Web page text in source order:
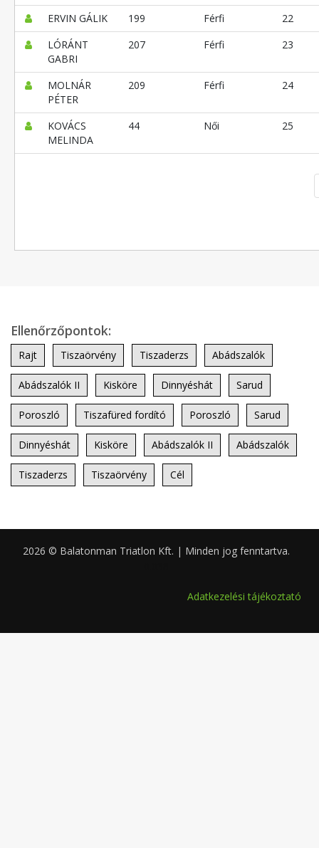
ERVIN GÁLIK 199 Férfi
22
LÓRÁNT
GABRI
207 Férfi 23
MOLNÁR
PÉTER
209 Férfi 24
KOVÁCS
MELINDA
44 Női 25
Ellenőrzőpontok:
Rajt Tiszaörvény Tiszaderzs Abádszalók
Abádszalók II Kisköre Dinnyéshát Sarud
Poroszló Tiszafüred fordító Poroszló Sarud
Dinnyéshát Kisköre Abádszalók II Abádszalók
Tiszaderzs Tiszaörvény Cél
2026 © Balatonman Triatlon Kft. | Minden jog fenntartva.
Adatkezelési tájékoztató